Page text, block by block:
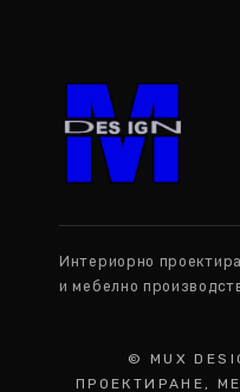
Интериорно
и мебелно
© MUX
ПРОЕКТИРАНЕ,